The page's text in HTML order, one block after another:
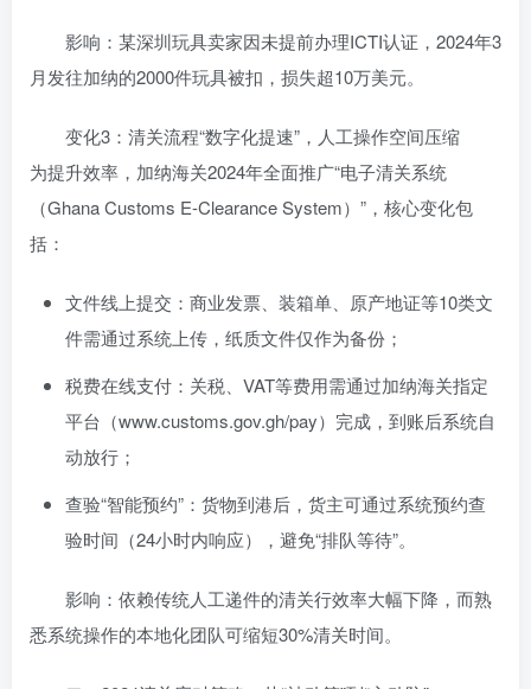
影响：某深圳玩具卖家因未提前办理ICTI认证，2024年3
月发往加纳的2000件玩具被扣，损失超10万美元。
变化3：清关流程“数字化提速”，人工操作空间压缩
为提升效率，加纳海关2024年全面推广“电子清关系统
（Ghana Customs E-Clearance System）”，核心变化包
括：
文件线上提交：商业发票、装箱单、原产地证等10类文
件需通过系统上传，纸质文件仅作为备份；
税费在线支付：关税、VAT等费用需通过加纳海关指定
平台（www.customs.gov.gh/pay）完成，到账后系统自
动放行；
查验“智能预约”：货物到港后，货主可通过系统预约查
验时间（24小时内响应），避免“排队等待”。
影响：依赖传统人工递件的清关行效率大幅下降，而熟
悉系统操作的本地化团队可缩短30%清关时间。